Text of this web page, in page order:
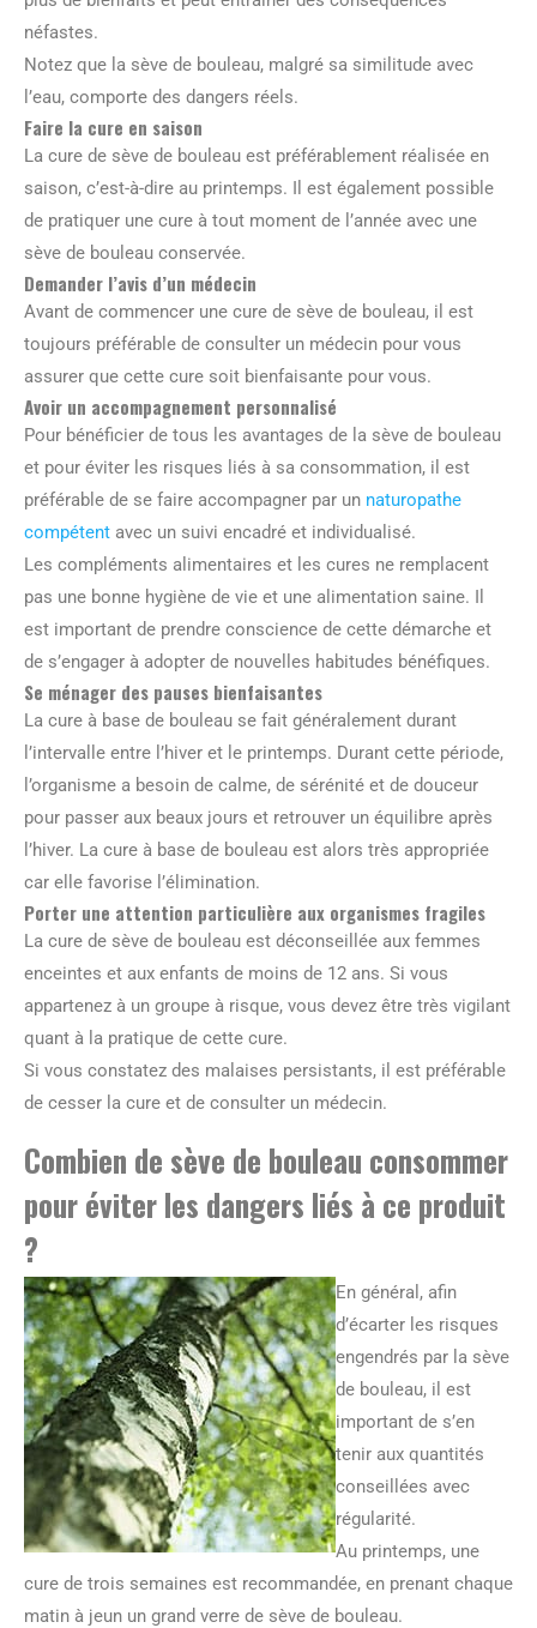
néfastes.
Notez que la sève de bouleau, malgré sa similitude avec
l’eau, comporte des dangers réels.
Faire la cure en saison
La cure de sève de bouleau est préférablement réalisée en
saison, c’est-à-dire au printemps. Il est également possible
de pratiquer une cure à tout moment de l’année avec une
sève de bouleau conservée.
Demander l’avis d’un médecin
Avant de commencer une cure de sève de bouleau, il est
toujours préférable de consulter un médecin pour vous
assurer que cette cure soit bienfaisante pour vous.
Avoir un accompagnement personnalisé
Pour bénéficier de tous les avantages de la sève de bouleau
et pour éviter les risques liés à sa consommation, il est
préférable de se faire accompagner par un naturopathe
compétent avec un suivi encadré et individualisé.
Les compléments alimentaires et les cures ne remplacent
pas une bonne hygiène de vie et une alimentation saine. Il
est important de prendre conscience de cette démarche et
de s’engager à adopter de nouvelles habitudes bénéfiques.
Se ménager des pauses bienfaisantes
La cure à base de bouleau se fait généralement durant
l’intervalle entre l’hiver et le printemps. Durant cette période,
l’organisme a besoin de calme, de sérénité et de douceur
pour passer aux beaux jours et retrouver un équilibre après
l’hiver. La cure à base de bouleau est alors très appropriée
car elle favorise l’élimination.
Porter une attention particulière aux organismes fragiles
La cure de sève de bouleau est déconseillée aux femmes
enceintes et aux enfants de moins de 12 ans. Si vous
appartenez à un groupe à risque, vous devez être très vigilant
quant à la pratique de cette cure.
Si vous constatez des malaises persistants, il est préférable
de cesser la cure et de consulter un médecin.
Combien de sève de bouleau consommer
pour éviter les dangers liés à ce produit
?
En général, afin
d’écarter les risques
engendrés par la sève
de bouleau, il est
important de s’en
tenir aux quantités
conseillées avec
régularité.
Au printemps, une
cure de trois semaines est recommandée, en prenant chaque
matin à jeun un grand verre de sève de bouleau.